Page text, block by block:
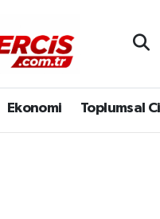
Ekonomi Toplumsal